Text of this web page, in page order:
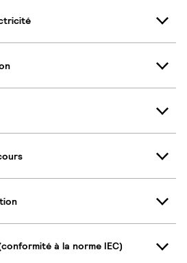
à la norme IEC)